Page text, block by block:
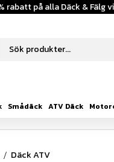
rabatt på alla Däck & Fälg
Smådäck ATV Däck
Däck ATV